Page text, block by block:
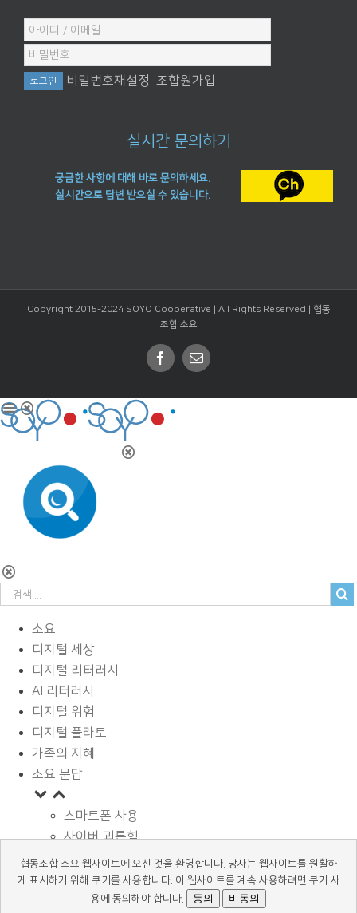
비밀번호재설정 조합원가입
실시간 문의하기
궁금한 사항에 대해 바로 문의하세요.
실시간으로 답변 받으실 수 있습니다.
Copyright 2015-2024 SOYO Cooperative | All Rights Reserved | 협동
조합 소요
Facebook
Email
소요
디지털 세상
디지털 리터러시
AI 리터러시
디지털 위험
디지털 플라토
가족의 지혜
소요 문답
스마트폰 사용
사이버 괴롭힘
페이스북과 SNS
디지털과 학습
광고 바로알기
협동조합 소요 웹사이트에 오신 것을 환영합니다. 당사는 웹사이트를 원활하
게 표시하기 위해 쿠키를 사용합니다. 이 웹사이트를 계속 사용하려면 쿠기 사
용에 동의해야 합니다.
동의 비동의